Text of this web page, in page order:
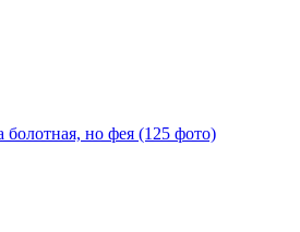
но фея (125 фото)